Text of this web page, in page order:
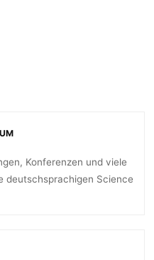
Konferenzen und viele
deutschsprachigen Science